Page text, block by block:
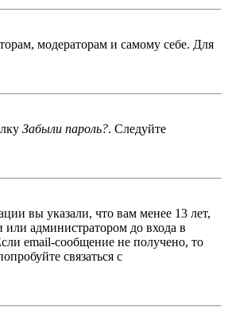
модераторам и самому себе. Для
Забыли пароль?. Следуйте
вы указали, что вам менее 13 лет,
администратором до входа в
email-сообщение не получено, то
связаться с